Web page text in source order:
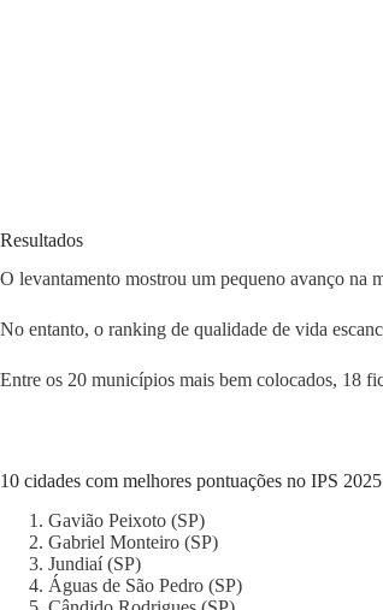
Resultados
O levantamento mostrou um pequeno avanço na
No entanto, o ranking de qualidade de vida
Entre os 20 municípios mais bem colocados, 18
10 cidades com melhores pontuações no IPS 2025
Gavião Peixoto (SP)
Gabriel Monteiro (SP)
Jundiaí (SP)
Águas de São Pedro (SP)